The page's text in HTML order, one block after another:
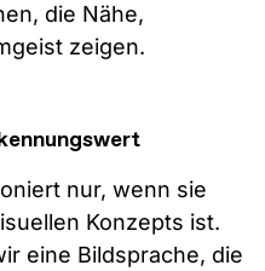
die Nähe,
zeigen.
nur, wenn sie
Konzepts ist.
eine Bildsprache, die